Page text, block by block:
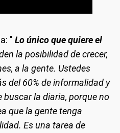
" Lo único que quiere el
la posibilidad de crecer,
a la gente. Ustedes
del 60% de informalidad y
buscar la diaria, porque no
que la gente tenga
Es una tarea de